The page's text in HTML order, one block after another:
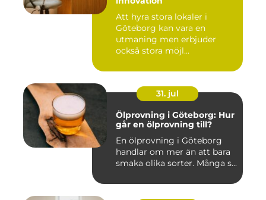
Att hyra stora lokaler i
Göteborg kan vara en
utmaning men erbjuder
också stora möjl...
31. jul
Ölprovning i Göteborg: Hur
går en ölprovning till?
En ölprovning i Göteborg
handlar om mer än att bara
smaka olika sorter. Många s...